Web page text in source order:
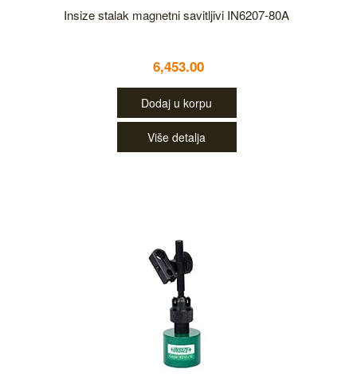
Insize stalak magnetni savitljivi IN6207-80A
6,453.00
Dodaj u korpu
Više detalja